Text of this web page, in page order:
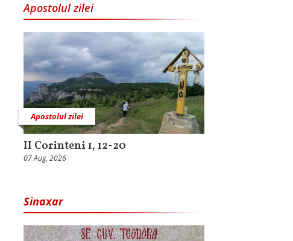
Apostolul zilei
Apostolul zilei
II Corinteni 1, 12-20
07 Aug, 2026
Sinaxar